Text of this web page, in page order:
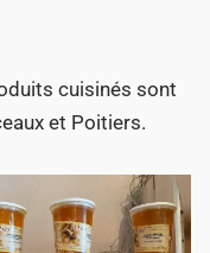
cuisinés sont
et Poitiers.